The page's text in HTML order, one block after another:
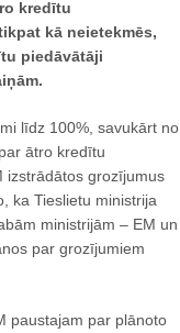
kredītu
kā neietekmēs,
piedāvātāji
līdz 100%, savukārt no
ātro kredītu
izstrādātos grozījumus
ka Tieslietu ministrija
ministrijām – EM un
par grozījumiem
paustajam par plānoto